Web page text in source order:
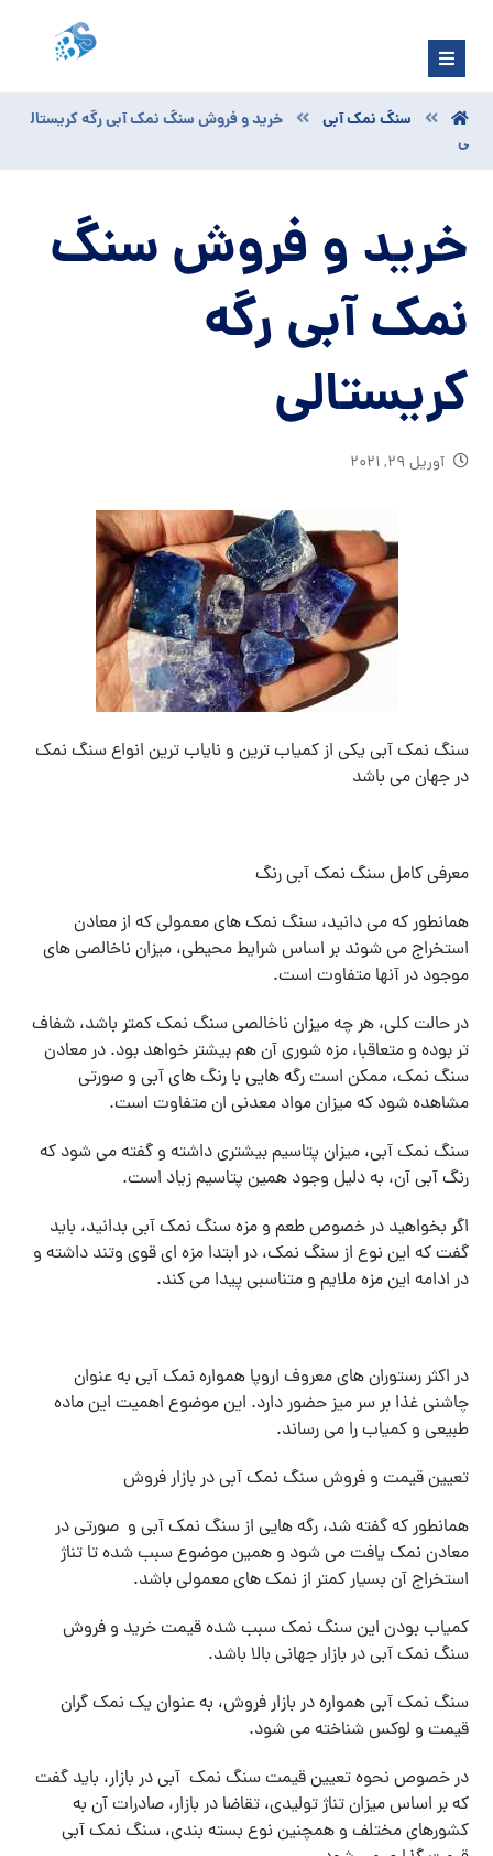
سنگ نمک آبی
خرید و فروش سنگ نمک آبی رگه کریستال
ی
خرید و فروش سنگ
نمک آبی رگه
کریستالی
آوریل ۲۹, ۲۰۲۱
سنگ نمک آبی یکی از کمیاب ترین و نایاب ترین انواع سنگ نمک
در جهان می باشد
معرفی کامل سنگ نمک آبی رنگ
همانطور که می دانید، سنگ نمک های معمولی که از معادن
استخراج می شوند بر اساس شرایط محیطی، میزان ناخالصی های
موجود در آنها متفاوت است.
در حالت کلی، هر چه میزان ناخالصی سنگ نمک کمتر باشد، شفاف
تر بوده و متعاقبا، مزه شوری آن هم بیشتر خواهد بود. در معادن
سنگ نمک، ممکن است رگه هایی با رنگ های آبی و صورتی
مشاهده شود که میزان مواد معدنی ان متفاوت است.
سنگ نمک آبی، میزان پتاسیم بیشتری داشته و گفته می شود که
رنگ آبی آن، به دلیل وجود همین پتاسیم زیاد است.
اگر بخواهید در خصوص طعم و مزه سنگ نمک آبی بدانید، باید
گفت که این نوع از سنگ نمک، در ابتدا مزه ای قوی وتند داشته و
در ادامه این مزه ملایم و متناسبی پیدا می کند.
در اکثر رستوران های معروف اروپا همواره نمک آبی به عنوان
چاشنی غذا بر سر میز حضور دارد. این موضوع اهمیت این ماده
طبیعی و کمیاب را می رساند.
تعیین قیمت و فروش سنگ نمک آبی در بازار فروش
همانطور که گفته شد، رگه هایی از سنگ نمک آبی و صورتی در
معادن نمک یافت می شود و همین موضوع سبب شده تا تناژ
استخراج آن بسیار کمتر از نمک های معمولی باشد.
کمیاب بودن این سنگ نمک سبب شده قیمت خرید و فروش
سنگ نمک آبی در بازار جهانی بالا باشد.
سنگ نمک آبی همواره در بازار فروش، به عنوان یک نمک گران
قیمت و لوکس شناخته می شود.
در خصوص نحوه تعیین قیمت سنگ نمک آبی در بازار، باید گفت
که بر اساس میزان تناژ تولیدی، تقاضا در بازار، صادرات آن به
کشورهای مختلف و همچنین نوع بسته بندی، سنگ نمک آبی